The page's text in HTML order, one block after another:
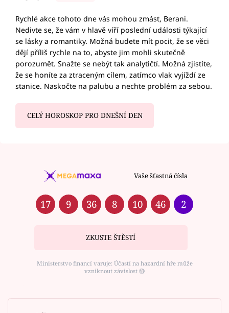
Rychlé akce tohoto dne vás mohou zmást, Berani.
Nedivte se, že vám v hlavě víří poslední události týkající
se lásky a romantiky. Možná budete mít pocit, že se věci
dějí příliš rychle na to, abyste jim mohli skutečně
porozumět. Snažte se nebýt tak analytičtí. Možná zjistíte,
že se honíte za ztraceným cílem, zatímco vlak vyjíždí ze
stanice. Naskočte na palubu a nechte problém za sebou.
CELÝ HOROSKOP PRO DNEŠNÍ DEN
Vaše šťastná čísla
17 9 36 8 10 46 2
ZKUSTE ŠTĚSTÍ
Ministerstvo financí varuje: Účastí na hazardní hře může
vzniknout závislost ⑱